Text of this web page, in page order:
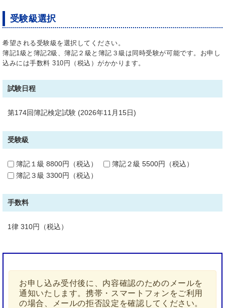
身分証明書をお持ちでない方は、受験希望地の商工
会議所（または試験施行機関）にご相談ください。
試験問題の内容および採点内容、採点基準・方法に
ついてのご質問には、一切回答できません。
じめご了承ください。
ください。
一度申し込まれた受験料の返還は認めません。
更は認めません。
試験会場には所定の申込手続きを完了した受験者本
人のみ入場を許可します。
お断りするとともに、今後も受験をお断りするなど
の対応を取らせていただきます。
試験委員の指示に従わない者
受験級選択
希望される受験級を選択してください。
簿記1級と簿記2級、簿記２級と簿記３級は同時受験が可能です。お申し
込みには手数料 310円（税込）がかかります。
試験日程
第174回簿記検定試験 (2026年11月15日)
受験級
簿記１級 8800円（税込）
簿記２級 5500円（税込）
簿記３級 3300円（税込）
手数料
1律 310円（税込）
お申し込み受付後に、内容確認のためのメールを
通知いたします。携帯・スマートフォンをご利用
の場合、メールの拒否設定を確認してください。